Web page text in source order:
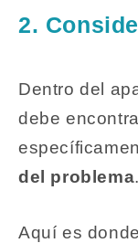
2.
Dentro del
debe
del problema.
Aquí es donde